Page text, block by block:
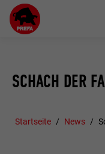
SCHACH DER
Startseite News